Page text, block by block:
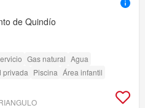
de Quindío
Gas natural Agua
privada Piscina Área infantil